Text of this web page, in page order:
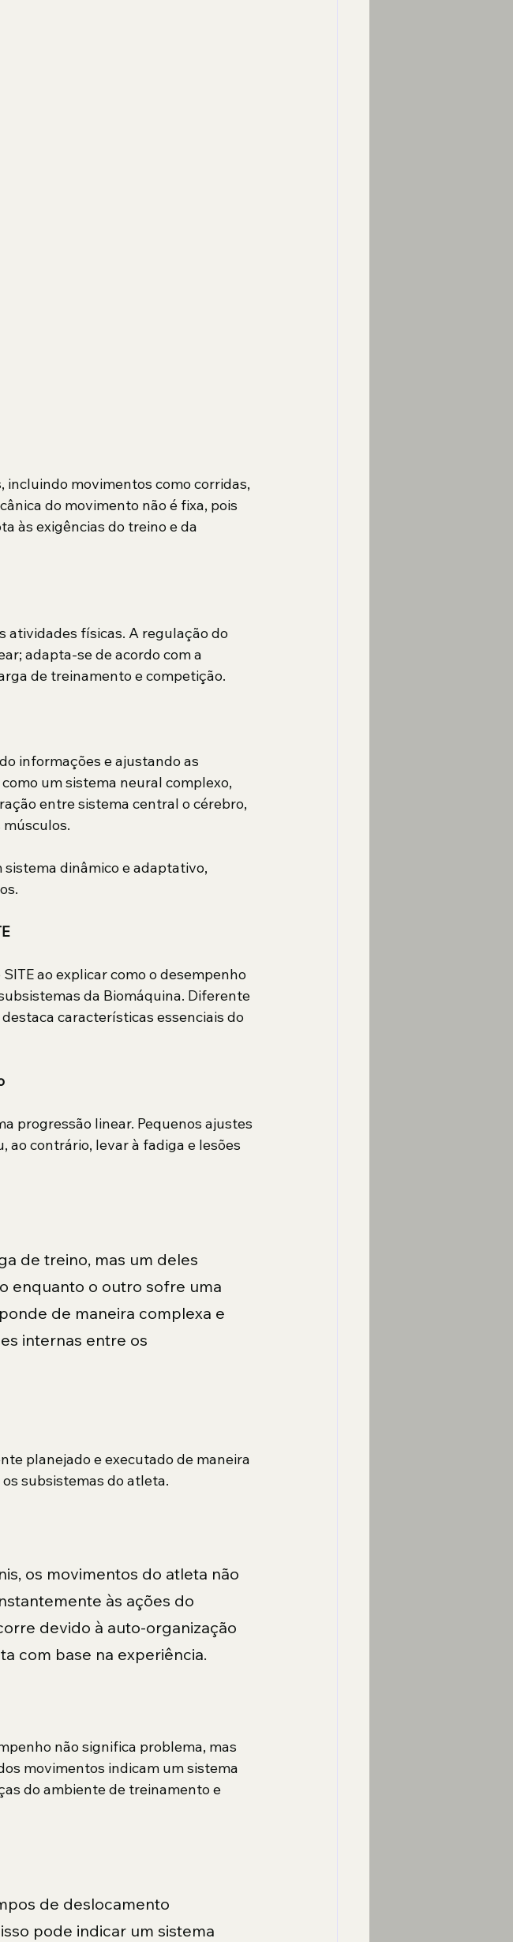
incluindo movimentos como corridas,
do movimento não é fixa, pois
às exigências do treino e da
atividades físicas. A regulação do
adapta-se de acordo com a
de treinamento e competição.
informações e ajustando as
um sistema neural complexo,
entre sistema central o cérebro,
dinâmico e adaptativo,
ao explicar como o desempenho
da Biomáquina. Diferente
características essenciais do
progressão linear. Pequenos ajustes
ao contrário, levar à fadiga e lesões
de treino, mas um deles
enquanto o outro sofre uma
de maneira complexa e
internas entre os
planejado e executado de maneira
subsistemas do atleta.
os movimentos do atleta não
às ações do
devido à auto-organização
com base na experiência.
não significa problema, mas
movimentos indicam um sistema
do ambiente de treinamento e
de deslocamento
pode indicar um sistema